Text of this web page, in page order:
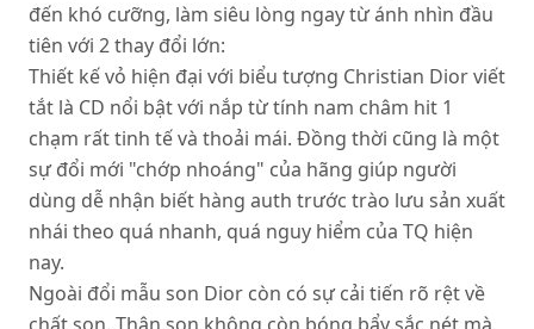
đến khó cưỡng, làm siêu lòng ngay từ ánh nhìn đầu
tiên với 2 thay đổi lớn:
Thiết kế vỏ hiện đại với biểu tượng Christian Dior viết
tắt là CD nổi bật với nắp từ tính nam châm hit 1
chạm rất tinh tế và thoải mái. Đồng thời cũng là một
sự đổi mới "chớp nhoáng" của hãng giúp người
dùng dễ nhận biết hàng auth trước trào lưu sản xuất
nhái theo quá nhanh, quá nguy hiểm của TQ hiện
nay.
Ngoài đổi mẫu son Dior còn có sự cải tiến rõ rệt về